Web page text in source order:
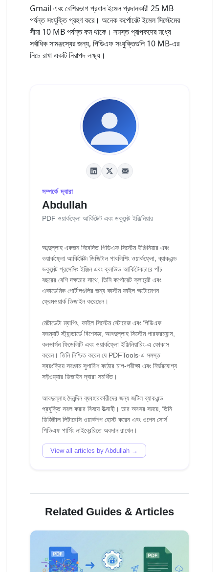
Gmail এবং বেশিরভাগ প্রধান ইমেল প্রদানকারী 25 MB
পর্যন্ত সংযুক্তি গ্রহণ করে। অনেক কর্পোরেট ইমেল সিস্টেমের
সীমা 10 MB পর্যন্ত কম থাকে। সমস্ত প্রাপকদের মধ্যে
সর্বাধিক সামঞ্জস্যের জন্য, পিডিএফ সংযুক্তিগুলি 10 MB-এর
নিচে রাখা একটি নিরাপদ লক্ষ্য।
সম্পর্কে দ্বারা
Abdullah
PDF ওয়ার্কফ্লো আর্কিটেক্ট এবং ডকুমেন্ট ইঞ্জিনিয়ার
আব্দুল্লাহ একজন নিবেদিত পিডিএফ সিস্টেম ইঞ্জিনিয়ার এবং
ওয়ার্কফ্লো আর্কিটেক্ট৷ ডিজিটাল পাবলিশিং ওয়ার্কফ্লো, ব্যাকএন্ড
ডকুমেন্ট প্রসেসিং ইঞ্জিন এবং ক্লাউড আর্কিটেকচারে পাঁচ
বছরের বেশি দক্ষতার সাথে, তিনি কর্পোরেট ক্লায়েন্ট এবং
একাডেমিক পোর্টালগুলির জন্য কাস্টম ফাইল অটোমেশন
ফ্রেমওয়ার্ক ডিজাইন করেছেন।
মেটাডেটা ম্যাপিং, ফাইল সিস্টেম স্টোরেজ এবং পিডিএফ
ফরম্যাট স্ট্যান্ডার্ডে বিশেষজ্ঞ, আবদুল্লাহ সিস্টেম পারফরম্যান্স,
কনভার্সন ফিডেলিটি এবং ওয়ার্কফ্লো ইঞ্জিনিয়ারিং-এ ফোকাস
করেন। তিনি নিশ্চিত করেন যে PDFTools-এ সমস্ত
স্বয়ংক্রিয় সরঞ্জাম সুপারিশ কঠোর চাপ-পরীক্ষা এবং নির্ভরযোগ্য
সফ্টওয়্যার ডিজাইন দ্বারা সমর্থিত।
আবদুল্লাহ দৈনন্দিন ব্যবহারকারীদের জন্য জটিল ব্যাকএন্ড
প্রযুক্তি সরল করার বিষয়ে উত্সাহী। তার অবসর সময়ে, তিনি
ডিজিটাল লিটারেসি ওয়ার্কশপ হোস্ট করেন এবং ওপেন সোর্স
View all articles by Abdullah →
Related Guides & Articles